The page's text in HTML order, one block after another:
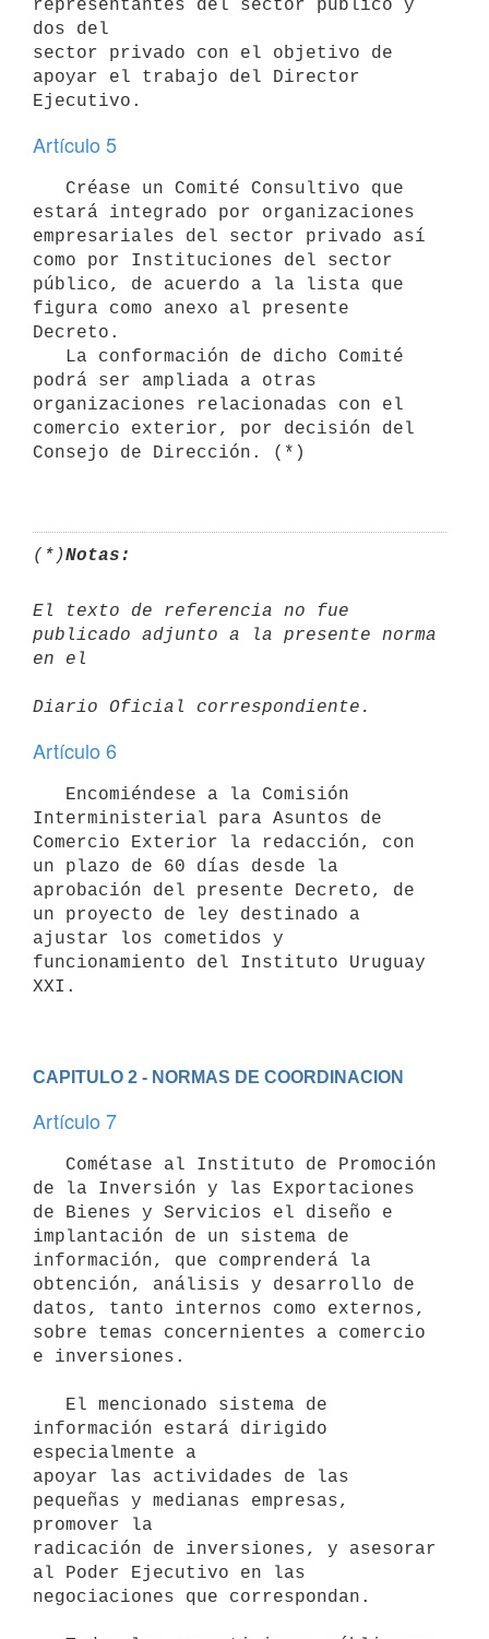
representantes del sector público y
dos del
sector privado con el objetivo de
apoyar el trabajo del Director
Artículo 5
estará integrado por organizaciones
empresariales del sector privado así
como por Instituciones del sector
público, de acuerdo a la lista que
figura como anexo al presente
Decreto.
podrá ser ampliada a otras
organizaciones relacionadas con el
comercio exterior, por decisión del
Consejo de Dirección. (*)
(*)Notas:
El texto de referencia no fue
publicado adjunto a la presente norma
en el
Artículo 6
Interministerial para Asuntos de
Comercio Exterior la redacción, con
un plazo de 60 días desde la
aprobación del presente Decreto, de
un proyecto de ley destinado a
ajustar los cometidos y
funcionamiento del Instituto Uruguay
XXI.
CAPITULO 2 - NORMAS DE COORDINACION
Artículo 7
de la Inversión y las Exportaciones
de Bienes y Servicios el diseño e
implantación de un sistema de
información, que comprenderá la
obtención, análisis y desarrollo de
datos, tanto internos como externos,
sobre temas concernientes a comercio
e inversiones.
información estará dirigido
especialmente a
apoyar las actividades de las
pequeñas y medianas empresas,
promover la
radicación de inversiones, y asesorar
al Poder Ejecutivo en las
negociaciones que correspondan.